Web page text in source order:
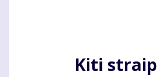
Kiti